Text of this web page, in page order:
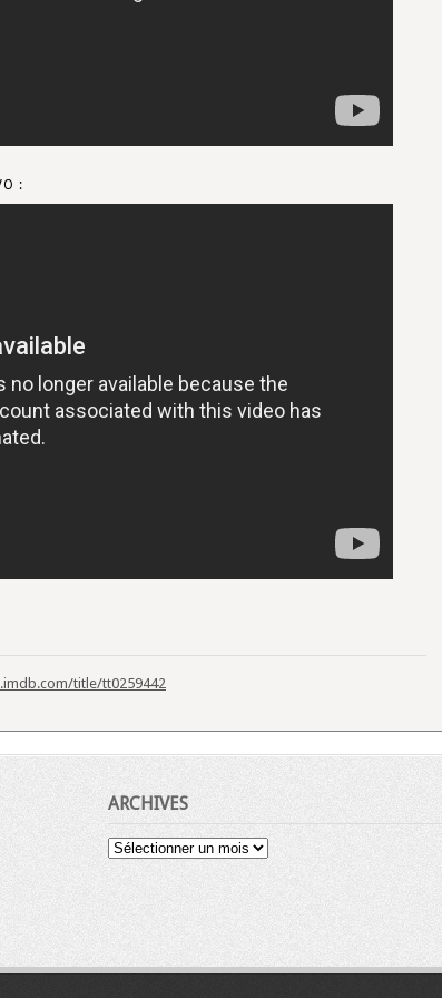
:
title/tt0259442
ARCHIVES
Archives